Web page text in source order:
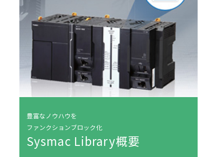
豊富なノウハウを
ファンクションブロック化
Sysmac Library概要